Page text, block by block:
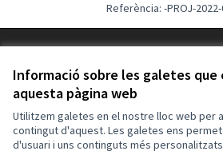
Informació sobre les galetes que
aquesta pàgina web
Utilitzem galetes en el nostre lloc web per
contingut d'aquest. Les galetes ens
d'usuari i uns continguts més
Referència: -PROJ-
Configuració de les galetes
Decidim Calafell a X
(Enllaç extern)
Decidim Calafell a Facebook
(Enllaç extern)
Decidim Calafell a YouTube
(Enllaç extern)
Decidim Calafell a GitHub
(Enllaç extern)